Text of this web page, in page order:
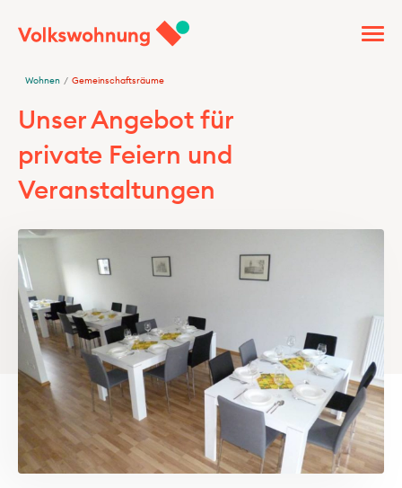
Wohnen / Gemeinschaftsräume
Unser Angebot für
private Feiern und
Veranstaltungen